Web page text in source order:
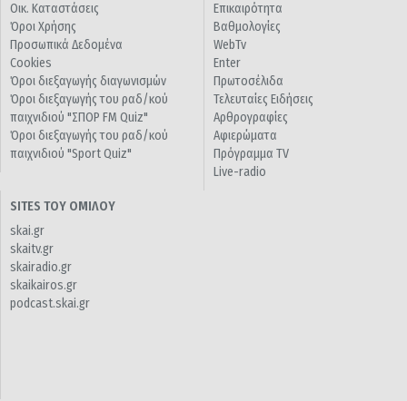
Οικ. Καταστάσεις
Όροι Χρήσης
Προσωπικά Δεδομένα
Cookies
Όροι διεξαγωγής διαγωνισμών
Όροι διεξαγωγής του ραδ/κού
παιχνιδιού "ΣΠΟΡ FM Quiz"
Όροι διεξαγωγής του ραδ/κού
παιχνιδιού "Sport Quiz"
Επικαιρότητα
Βαθμολογίες
WebTv
Enter
Πρωτοσέλιδα
Τελευταίες Ειδήσεις
Αρθρογραφίες
Αφιερώματα
Πρόγραμμα TV
Live-radio
SITES ΤΟΥ ΟΜΙΛΟΥ
skai.gr
skaitv.gr
skairadio.gr
skaikairos.gr
podcast.skai.gr